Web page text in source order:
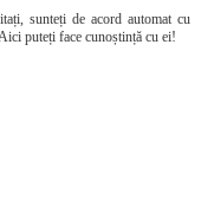
sunteți de acord automat cu
puteți face cunoștință cu ei!